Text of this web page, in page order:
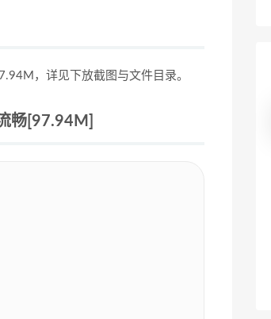
，详见下放截图与文件目录。
畅[97.94M]